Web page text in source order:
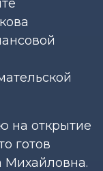
на открытие
готов
Михайловна.